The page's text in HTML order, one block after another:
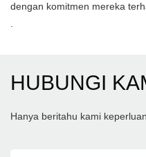
dengan komitmen mereka
HUBUNGI
Hanya beritahu kami